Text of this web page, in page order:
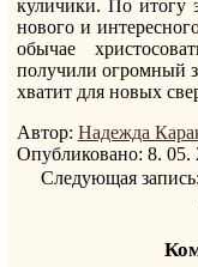
куличики. По итогу
нового и
обычае
получили огромный
хватит для новых
Автор: Надежда
Опубликовано: 8. 05.
Следующая